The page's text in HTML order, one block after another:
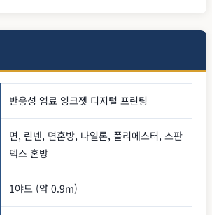
반응성 염료 잉크젯 디지털 프린팅
면, 린넨, 면혼방, 나일론, 폴리에스터, 스판
덱스 혼방
1야드 (약 0.9m)